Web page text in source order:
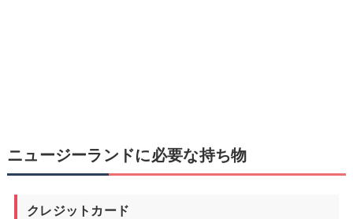
ニュージーランドに必要な持ち物
クレジットカード